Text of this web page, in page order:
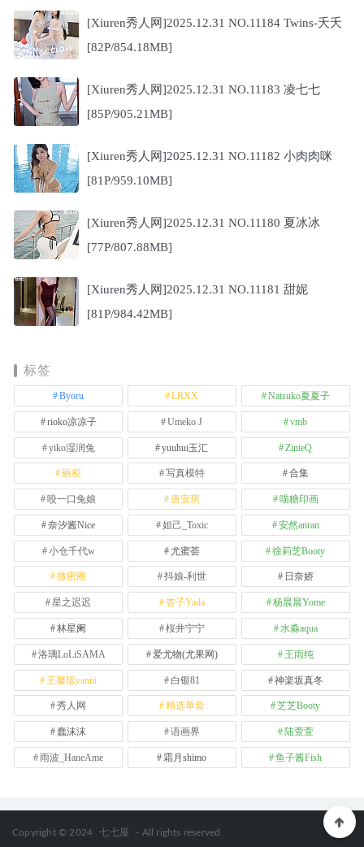
[Xiuren秀人网]2025.12.31 NO.11184 Twins-夭夭
[82P/854.18MB]
[Xiuren秀人网]2025.12.31 NO.11183 凌七七
[85P/905.21MB]
[Xiuren秀人网]2025.12.31 NO.11182 小肉肉咪
[81P/959.10MB]
[Xiuren秀人网]2025.12.31 NO.11180 夏冰冰
[77P/807.88MB]
[Xiuren秀人网]2025.12.31 NO.11181 甜妮
[81P/984.42MB]
标签
Byoru LRXX Natsuko夏夏子
rioko凉凉子 Umeko J vmb
yiko湿润兔 yuuhui玉汇 ZinieQ
丽柜 写真模特 合集
咬一口兔娘 唐安琪 喵糖印画
奈汐酱Nice 妲己_Toxic 安然anran
小仓千代w 尤蜜荟 徐莉芝Booty
微密圈 抖娘-利世 日奈娇
星之迟迟 杏子Yada 杨晨晨Yome
林星阑 桜井宁宁 水淼aqua
洛璃LoLiSAMA 爱尤物(尤果网) 王雨纯
王馨瑶yanni 白银81 神楽坂真冬
秀人网 精选单套 芝芝Booty
蠢沫沫 语画界 陆萱萱
雨波_HaneAme 霜月shimo 鱼子酱Fish
Copyright © 2024 七七屋 - All rights reserved